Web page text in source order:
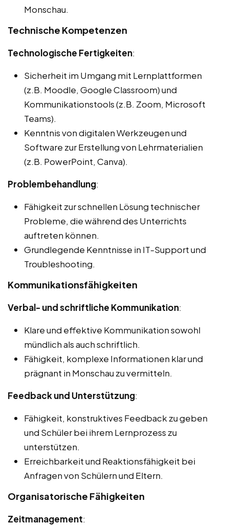
Monschau.
Technische Kompetenzen
Technologische Fertigkeiten:
Sicherheit im Umgang mit Lernplattformen
(z.B. Moodle, Google Classroom) und
Kommunikationstools (z.B. Zoom, Microsoft
Teams).
Kenntnis von digitalen Werkzeugen und
Software zur Erstellung von Lehrmaterialien
(z.B. PowerPoint, Canva).
Problembehandlung:
Fähigkeit zur schnellen Lösung technischer
Probleme, die während des Unterrichts
auftreten können.
Grundlegende Kenntnisse in IT-Support und
Troubleshooting.
Kommunikationsfähigkeiten
Verbal- und schriftliche Kommunikation:
Klare und effektive Kommunikation sowohl
mündlich als auch schriftlich.
Fähigkeit, komplexe Informationen klar und
prägnant in Monschau zu vermitteln.
Feedback und Unterstützung:
Fähigkeit, konstruktives Feedback zu geben
und Schüler bei ihrem Lernprozess zu
unterstützen.
Erreichbarkeit und Reaktionsfähigkeit bei
Anfragen von Schülern und Eltern.
Organisatorische Fähigkeiten
Zeitmanagement: